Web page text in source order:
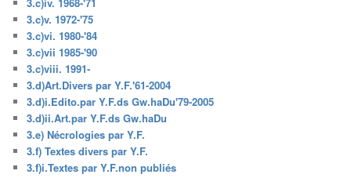
3.c)v. 1972-'75
3.c)vi. 1980-'84
3.c)vii 1985-'90
3.c)viii. 1991-
3.d)Art.Divers par Y.F.'61-2004
3.d)i.Edito.par Y.F.ds Gw.haDu'79-2005
3.d)ii.Art.par Y.F.ds Gw.haDu
3.e) Nécrologies par Y.F.
3.f) Textes divers par Y.F.
3.f)i.Textes par Y.F.non publiés